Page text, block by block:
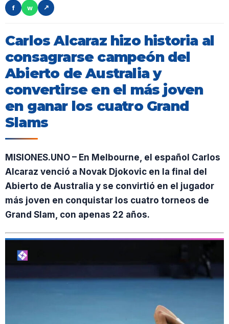
f
w ↗
Carlos Alcaraz hizo historia al
consagrarse campeón del
Abierto de Australia y
convertirse en el más joven
en ganar los cuatro Grand
Slams
MISIONES.UNO – En Melbourne, el español Carlos
Alcaraz venció a Novak Djokovic en la final del
Abierto de Australia y se convirtió en el jugador
más joven en conquistar los cuatro torneos de
Grand Slam, con apenas 22 años.